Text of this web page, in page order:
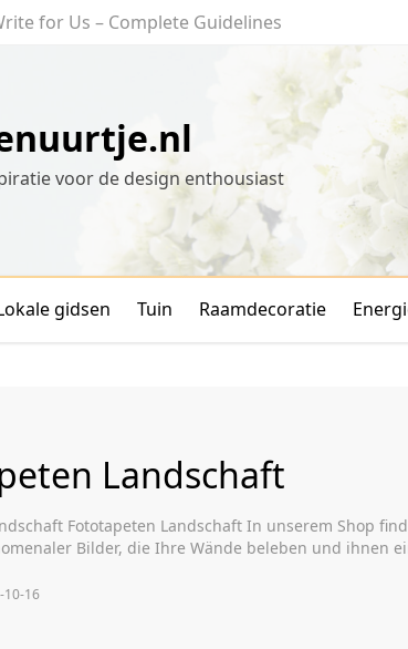
for Us – Complete Guidelines
voor de design enthousiast
gidsen Tuin Raamdecoratie
Landschaft
Fototapeten Landschaft In unserem Shop
Bilder, die Ihre Wände beleben und ihnen
neues Aussehen zu verleihen und auf originelle
10-16